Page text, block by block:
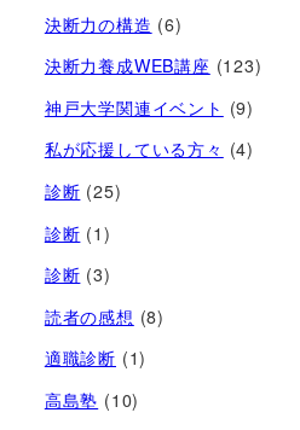
決断力の構造 (6)
決断力養成WEB講座 (123)
神戸大学関連イベント (9)
私が応援している方々 (4)
診断 (25)
診断 (1)
診断 (3)
読者の感想 (8)
適職診断 (1)
高島塾 (10)